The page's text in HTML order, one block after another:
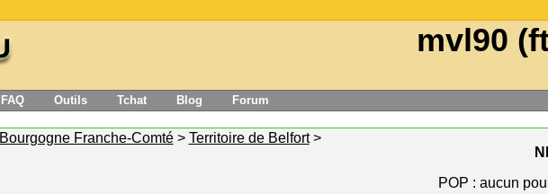
mvl90
FAQ Outils Tchat Blog Forum
Bourgogne Franche-Comté> Territoire de Belfort>
POP : aucun